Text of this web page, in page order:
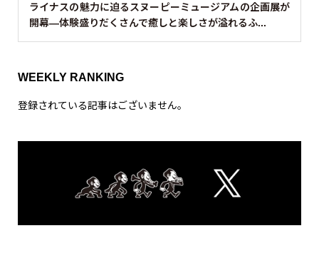
ライナスの魅力に迫るスヌーピーミュージアムの企画展が
開幕—体験盛りだくさんで癒しと楽しさが溢れるふ...
WEEKLY RANKING
登録されている記事はございません。